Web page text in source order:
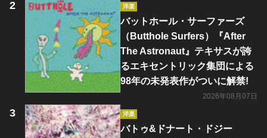
洋楽
バットホール・サーファーズ
（Butthole Surfers）『After
The Astronaut』テキサスが誇
るエキセントリック集団による
98年の未発表作がついに解禁!
2026年08月07日
洋楽
バトゥ&ドナート・ドジー